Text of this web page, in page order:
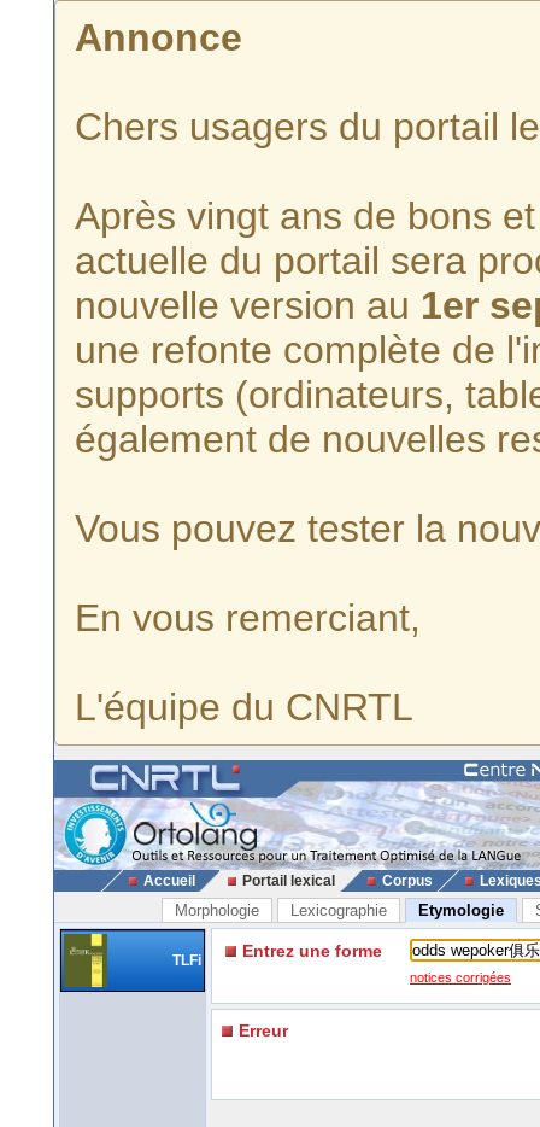
Annonce
Chers usagers du portail
Après vingt ans de bons
actuelle du portail sera
nouvelle version au 1er
une refonte complète de
supports (ordinateurs,
également de nouvelles
Vous pouvez tester la
En vous remerciant,
L'équipe du CNRTL
Accueil Portail lexical Corpus
Morphologie Lexicographie Etymologie
TLFi Entrez une forme
notices corrigées
Erreur